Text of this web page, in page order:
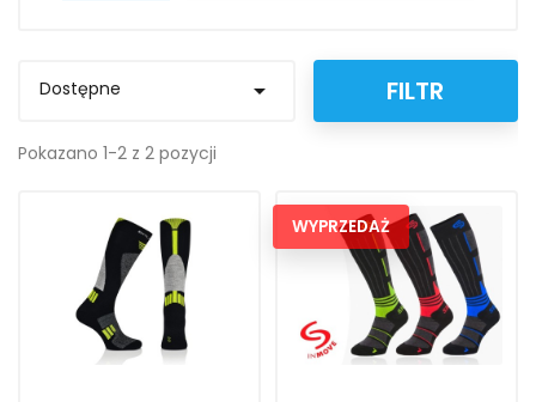
Dostępne  FILTR
Pokazano 1-2 z 2 pozycji
WYPRZEDAŻ